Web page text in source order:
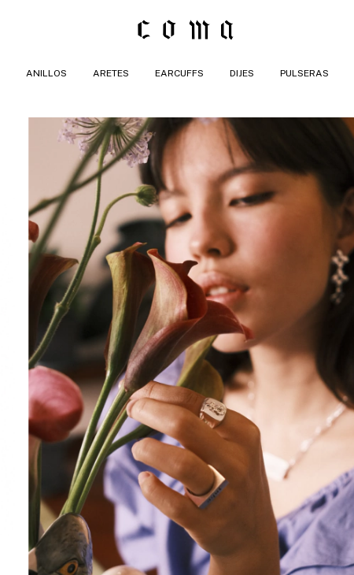
ANILLOS ARETES EARCUFFS DIJES PULSERAS